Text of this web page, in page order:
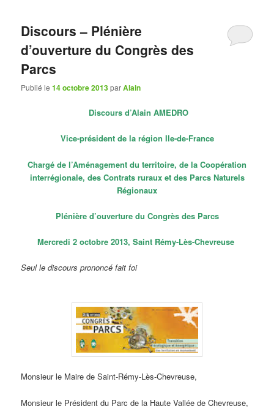
Discours – Plénière
d’ouverture du Congrès des
Parcs
Publié le14 octobre 2013parAlain
Discours d’Alain AMEDRO
Vice-président de la région Ile-de-France
Chargé de l’Aménagement du territoire, de la Coopération
interrégionale, des Contrats ruraux et des Parcs Naturels
Régionaux
Plénière d’ouverture du Congrès des Parcs
Mercredi 2 octobre 2013, Saint Rémy-Lès-Chevreuse
Seul le discours prononcé fait foi
Monsieur le Maire de Saint-Rémy-Lès-Chevreuse,
Monsieur le Président du Parc de la Haute Vallée de Chevreuse,